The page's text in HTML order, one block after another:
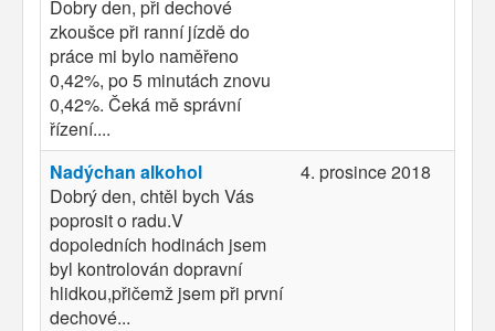
Dobry den, při dechové
zkoušce při ranní jízdě do
práce mi bylo naměřeno
0,42%, po 5 minutách znovu
0,42%. Čeká mě správní
řízení....
Nadýchan alkohol
Dobrý den, chtěl bych Vás
poprosit o radu.V
dopoledních hodinách jsem
byl kontrolován dopravní
hlidkou,přičemž jsem při první
dechové...
4. prosince 2018